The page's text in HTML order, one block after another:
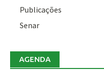
Publicações
Senar
AGENDA